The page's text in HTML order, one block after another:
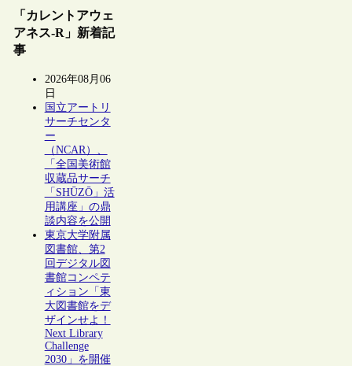
「カレントアウェ
アネス-R」新着記
事
2026年08月06
日
国立アートリ
サーチセンタ
ー
（NCAR）、
「全国美術館
収蔵品サーチ
「SHŪZŌ」活
用講座」の鼎
談内容を公開
東京大学附属
図書館、第2
回デジタル図
書館コンペテ
ィション「東
大図書館をデ
ザインせよ！
Next Library
Challenge
2030」を開催